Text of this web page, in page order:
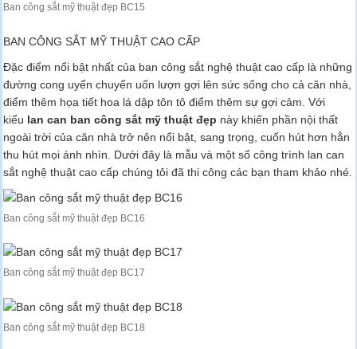
Ban công sắt mỹ thuật đẹp BC15
BAN CÔNG SẮT MỸ THUẬT CAO CẤP
Đặc điểm nổi bật nhất của ban công sắt nghệ thuật cao cấp là những
đường cong uyển chuyển uốn lượn gợi lên sức sống cho cả căn nhà,
điểm thêm họa tiết hoa lá dập tôn tô điểm thêm sự gợi cảm. Với
kiểu lan can ban công sắt mỹ thuật đẹp này khiến phần nội thất
ngoài trời của căn nhà trở nên nổi bật, sang trọng, cuốn hút hơn hẳn
thu hút mọi ánh nhìn. Dưới đây là mẫu và một số công trình lan can
sắt nghệ thuật cao cấp chúng tôi đã thi công các bạn tham khảo nhé.
Ban công sắt mỹ thuật đẹp BC16
Ban công sắt mỹ thuật đẹp BC17
Ban công sắt mỹ thuật đẹp BC18